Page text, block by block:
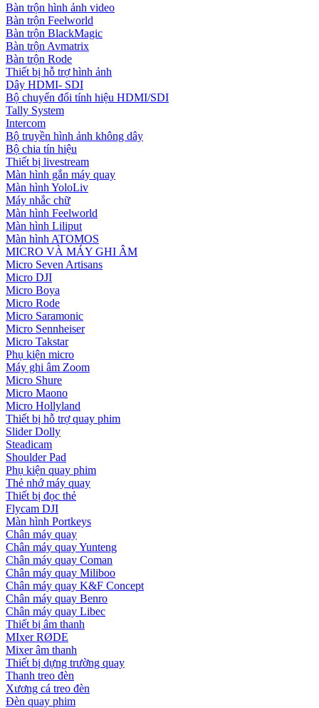
Bàn trộn hình ảnh video
Bàn trộn Feelworld
Bàn trộn BlackMagic
Bàn trộn Avmatrix
Bàn trộn Rode
Thiết bị hỗ trợ hình ảnh
Dây HDMI- SDI
Bộ chuyển đổi tính hiệu HDMI/SDI
Tally System
Intercom
Bộ truyền hình ảnh không dây
Bộ chia tín hiệu
Thiết bị livestream
Màn hình gắn máy quay
Màn hình YoloLiv
Máy nhắc chữ
Màn hình Feelworld
Màn hình Liliput
Màn hình ATOMOS
MICRO VÀ MÁY GHI ÂM
Micro Seven Artisans
Micro DJI
Micro Boya
Micro Rode
Micro Saramonic
Micro Sennheiser
Micro Takstar
Phụ kiện micro
Máy ghi âm Zoom
Micro Shure
Micro Maono
Micro Hollyland
Thiết bị hỗ trợ quay phim
Slider Dolly
Steadicam
Shoulder Pad
Phụ kiện quay phim
Thẻ nhớ máy quay
Thiết bị đọc thẻ
Flycam DJI
Màn hình Portkeys
Chân máy quay
Chân máy quay Yunteng
Chân máy quay Coman
Chân máy quay Miliboo
Chân máy quay K&F Concept
Chân máy quay Benro
Chân máy quay Libec
Thiết bị âm thanh
MIxer RØDE
Mixer âm thanh
Thiết bị dựng trường quay
Thanh treo đèn
Xương cá treo đèn
Đèn quay phim